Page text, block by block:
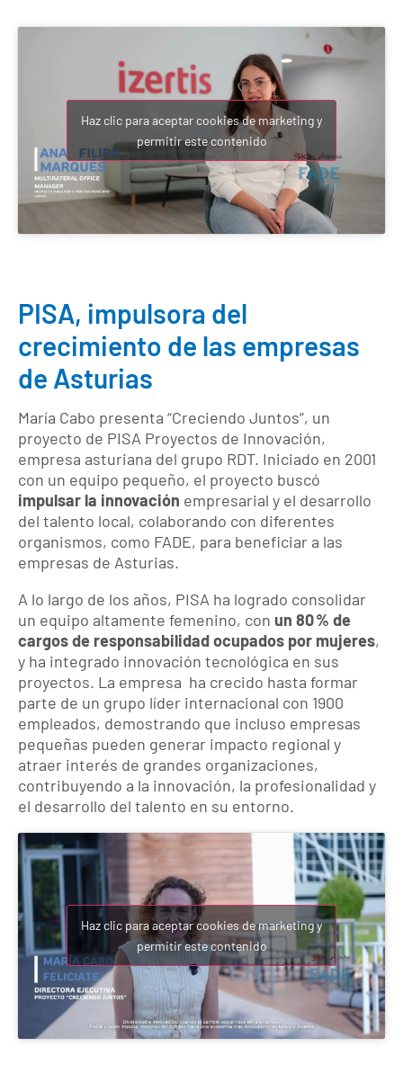
Haz clic para aceptar cookies de marketing y
permitir este contenido
PISA, impulsora del
crecimiento de las empresas
de Asturias
María Cabo presenta “Creciendo Juntos”, un
proyecto de PISA Proyectos de Innovación,
empresa asturiana del grupo RDT. Iniciado en 2001
con un equipo pequeño, el proyecto buscó
impulsar la innovación empresarial y el desarrollo
del talento local, colaborando con diferentes
organismos, como FADE, para beneficiar a las
empresas de Asturias.
A lo largo de los años, PISA ha logrado consolidar
un equipo altamente femenino, con un 80 % de
cargos de responsabilidad ocupados por mujeres,
y ha integrado innovación tecnológica en sus
proyectos. La empresa ha crecido hasta formar
parte de un grupo líder internacional con 1900
empleados, demostrando que incluso empresas
pequeñas pueden generar impacto regional y
atraer interés de grandes organizaciones,
contribuyendo a la innovación, la profesionalidad y
el desarrollo del talento en su entorno.
Haz clic para aceptar cookies de marketing y
permitir este contenido